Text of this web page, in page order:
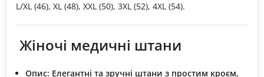
L/XL (46), XL (48), XXL (50), 3XL (52), 4XL (54).
Жіночі медичні штани
Опис: Елегантні та зручні штани з простим кроєм,